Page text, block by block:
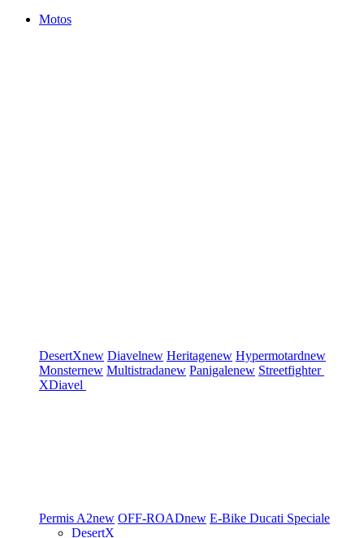
Motos
DesertXnew Diavelnew Heritagenew Hypermotardnew
Monsternew Multistradanew Panigalenew Streetfighter
XDiavel
Permis A2new OFF-ROADnew E-Bike Ducati Speciale
DesertX